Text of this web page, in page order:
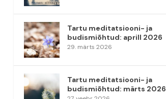
Tartu meditatsiooni- ja
budismiõhtud: aprill 2026
29. märts 2026
Tartu meditatsiooni- ja
budismiõhtud: märts 2026